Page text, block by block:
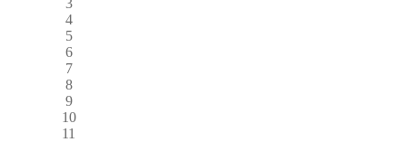
4
5
6
7
8
9
10
11